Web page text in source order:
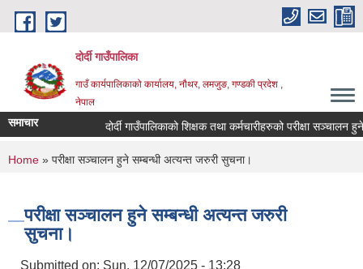
Skip to main content
दोर्दी गाउँपालिका
गाउँ कार्यपालिकाको कार्यालय, नौथर, लमजुङ, गण्डकी प्रदेश ,
नेपाल
समाचार दोर्दी गाउँपालिकाको शिक्षक तथा कर्मचारीहरुको परीक्षा सञ्चालन
You are here
Home » परीक्षा सञ्चालन हुने सम्बन्धी अत्यन्त जरुरी सुचना।
परीक्षा सञ्चालन हुने सम्बन्धी अत्यन्त जरुरी
सुचना।
Submitted on: Sun, 12/07/2025 - 13:28